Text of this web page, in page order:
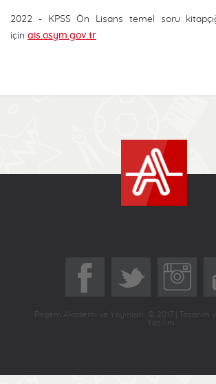
2022 - KPSS Ön Lisans temel soru
için ais.osym.gov.tr
Pegem Akademi ve Yayınları © 2017 | Tasarım
Yazılım